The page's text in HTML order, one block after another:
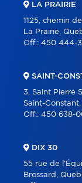
LA PRAIRIE
1125, chemin
La Prairie,
Off.: 450 444-
SAINT-
3, Saint Pierre
Saint-
Off.: 450 638-
DIX 30
55 rue de
Brossard,